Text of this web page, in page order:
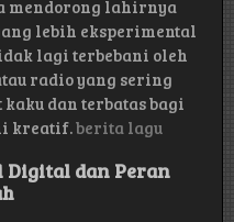
mendorong lahirnya
lebih eksperimental
lagi terbebani oleh
radio yang sering
dan terbatas bagi
kreatif.berita lagu
dan Peran